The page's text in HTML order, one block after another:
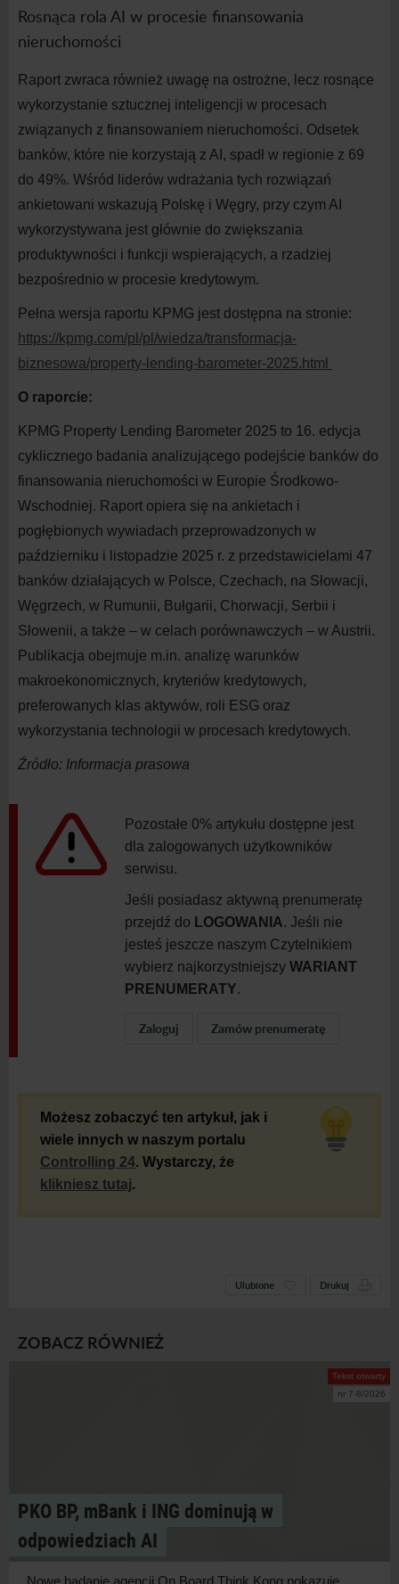
Rosnąca rola AI w procesie finansowania
nieruchomości
Raport zwraca również uwagę na ostrożne, lecz rosnące
wykorzystanie sztucznej inteligencji w procesach
związanych z finansowaniem nieruchomości. Odsetek
banków, które nie korzystają z AI, spadł w regionie z 69
do 49%. Wśród liderów wdrażania tych rozwiązań
ankietowani wskazują Polskę i Węgry, przy czym AI
wykorzystywana jest głównie do zwiększania
produktywności i funkcji wspierających, a rzadziej
bezpośrednio w procesie kredytowym.
Pełna wersja raportu KPMG jest dostępna na stronie:
https://kpmg.com/pl/pl/wiedza/transformacja-
biznesowa/property-lending-barometer-2025.html
O raporcie:
KPMG Property Lending Barometer 2025 to 16. edycja
cyklicznego badania analizującego podejście banków do
finansowania nieruchomości w Europie Środkowo-
Wschodniej. Raport opiera się na ankietach i
pogłębionych wywiadach przeprowadzonych w
październiku i listopadzie 2025 r. z przedstawicielami 47
banków działających w Polsce, Czechach, na Słowacji,
Węgrzech, w Rumunii, Bułgarii, Chorwacji, Serbii i
Słowenii, a także – w celach porównawczych – wAustrii.
Publikacja obejmuje m.in. analizę warunków
makroekonomicznych, kryteriów kredytowych,
preferowanych klas aktywów, roli ESG oraz
wykorzystania technologii w procesach kredytowych.
Źródło: Informacja prasowa
Pozostałe 0% artykułu dostępne jest
dla zalogowanych użytkowników
serwisu.
Jeśli posiadasz aktywną prenumeratę
przejdź do LOGOWANIA. Jeśli nie
jesteś jeszcze naszym Czytelnikiem
wybierz najkorzystniejszy WARIANT
PRENUMERATY.
Zaloguj Zamów prenumeratę
Możesz zobaczyć ten artykuł, jak i
wiele innych w naszym portalu
Controlling 24. Wystarczy, że
klikniesz tutaj.
Ulubione Drukuj
ZOBACZ RÓWNIEŻ
Tekst otwarty
nr 7-8/2026
PKO BP, mBank i ING dominują w
odpowiedziach AI